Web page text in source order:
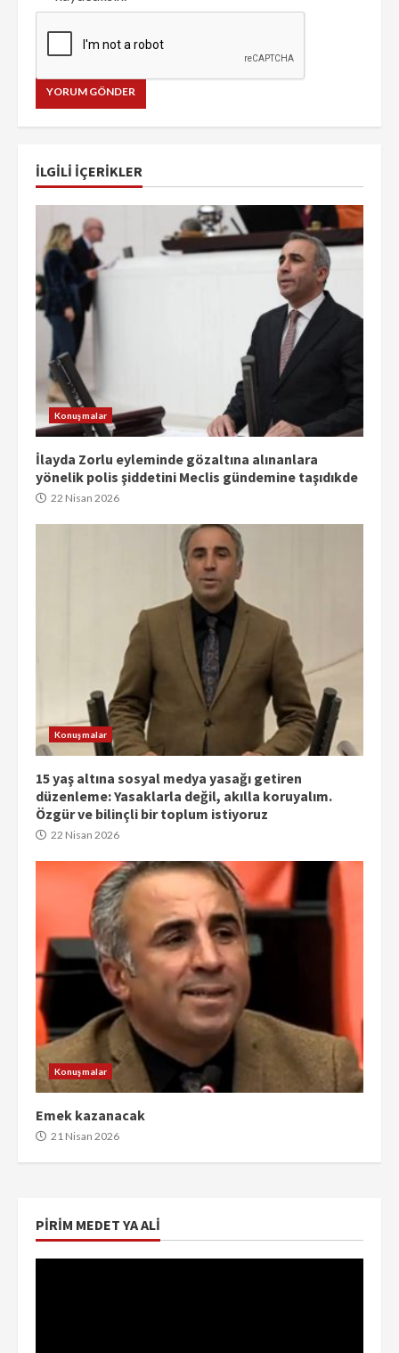
İLGILI IÇERIKLER
Konuşmalar
İlayda Zorlu eyleminde gözaltına alınanlara
yönelik polis şiddetini Meclis gündemine taşıdıkde
22 Nisan 2026
Konuşmalar
15 yaş altına sosyal medya yasağı getiren
düzenleme: Yasaklarla değil, akılla koruyalım.
Özgür ve bilinçli bir toplum istiyoruz
22 Nisan 2026
Konuşmalar
Emek kazanacak
21 Nisan 2026
PIRIM MEDET YA ALI